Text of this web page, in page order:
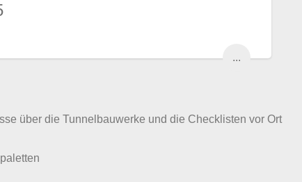
...
über die Tunnelbauwerke und die Checklisten vor Ort